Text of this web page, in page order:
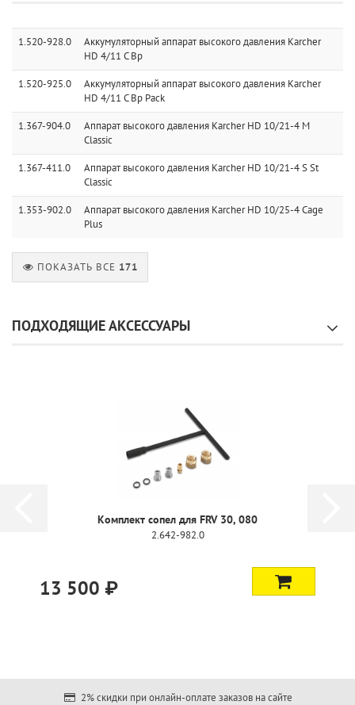
1.520-928.0
Аккумуляторный аппарат высокого давления Karcher
HD 4/11 C Bp
1.520-925.0
Аккумуляторный аппарат высокого давления Karcher
HD 4/11 C Bp Pack
1.367-904.0
Аппарат высокого давления Karcher HD 10/21-4 M
Classic
1.367-411.0
Аппарат высокого давления Karcher HD 10/21-4 S St
Classic
1.353-902.0
Аппарат высокого давления Karcher HD 10/25-4 Cage
Plus
ПОКАЗАТЬ ВСЕ 171
ПОДХОДЯЩИЕ АКСЕССУАРЫ
Комплект сопел для FRV 30, 080
2.642-982.0
13 500 ₽
2% скидки при онлайн-оплате заказов на сайте